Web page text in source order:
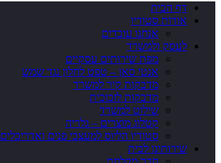
דף הבית
אודות סטודיו
אנחנו עובדים
לעסק ולמשרד
מפת שירותים עסקיים
אנטי סאן – טפט לחלון נגד שמש
מדבקות קיר למשרד
מדבקות לזכוכית
שילוט למשרד
קטלוג מוצרים – גלריה
סטודיו הליוס למעצבי פנים ואדריכלים
שירותינו לבית